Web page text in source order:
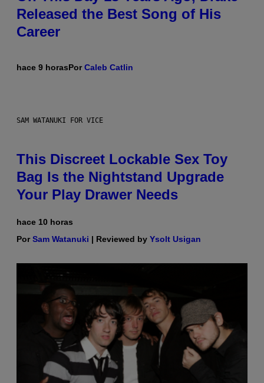
Released the Best Song of His
Career
hace 9 horasPorCaleb Catlin
SAM WATANUKI FOR VICE
This Discreet Lockable Sex Toy
Bag Is the Nightstand Upgrade
Your Play Drawer Needs
hace 10 horas
PorSam Watanuki | Reviewed by Ysolt Usigan